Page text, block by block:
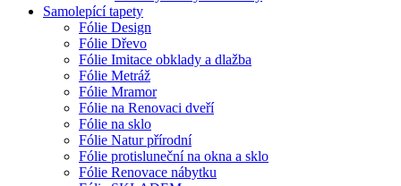
Samolepící tapety
Fólie Design
Fólie Dřevo
Fólie Imitace obklady a dlažba
Fólie Metráž
Fólie Mramor
Fólie na Renovaci dveří
Fólie na sklo
Fólie Natur přírodní
Fólie protisluneční na okna a sklo
Fólie Renovace nábytku